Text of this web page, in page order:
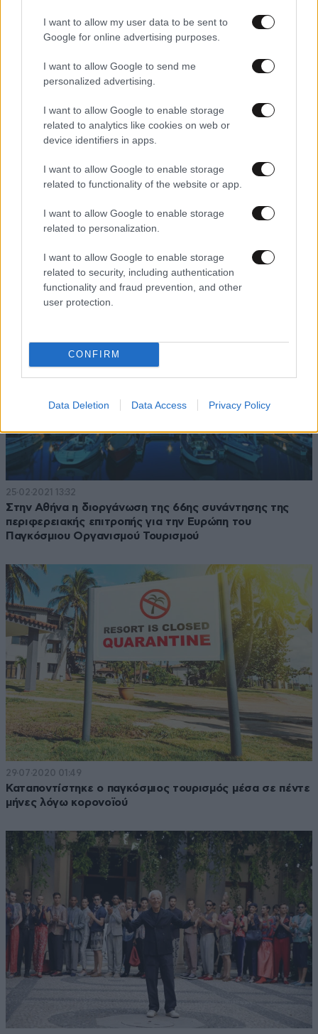
I want to allow my user data to be sent to
Google for online advertising purposes.
I want to allow Google to send me
personalized advertising.
I want to allow Google to enable storage
related to analytics like cookies on web or
device identifiers in apps.
I want to allow Google to enable storage
related to functionality of the website or app.
I want to allow Google to enable storage
related to personalization.
I want to allow Google to enable storage
related to security, including authentication
functionality and fraud prevention, and other
user protection.
CONFIRM
Data Deletion Data Access Privacy Policy
02·06·2021 19:09
τους επισκέπτες της
25·02·2021 13:32
Στην Αθήνα η διοργάνωση της 66ης συνάντησης της
περιφερειακής επιτροπής για την Ευρώπη του
Παγκόσμιου Οργανισμού Τουρισμού
29·07·2020 01:49
Καταποντίστηκε ο παγκόσμιος τουρισμός μέσα σε πέντε
μήνες λόγω κορονοϊού